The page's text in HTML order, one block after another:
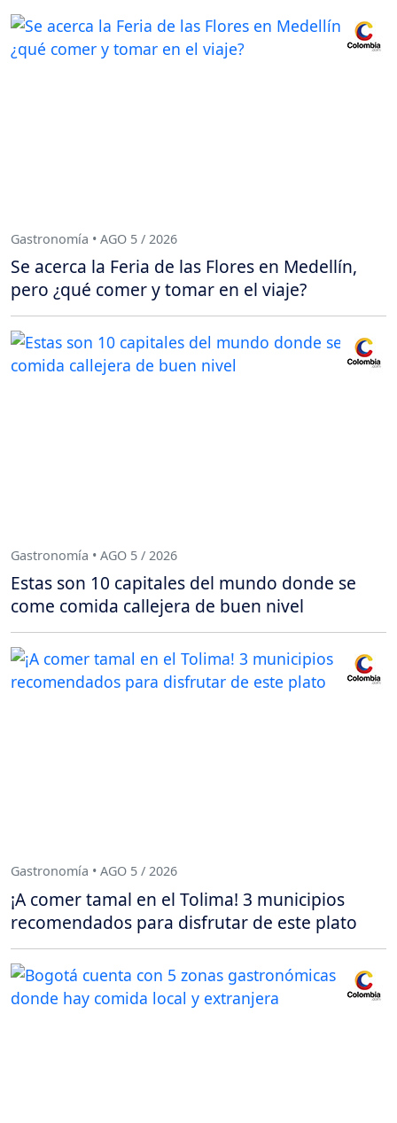
Gastronomía • AGO 5 / 2026
Se acerca la Feria de las Flores en Medellín,
pero ¿qué comer y tomar en el viaje?
Gastronomía • AGO 5 / 2026
Estas son 10 capitales del mundo donde se
come comida callejera de buen nivel
Gastronomía • AGO 5 / 2026
¡A comer tamal en el Tolima! 3 municipios
recomendados para disfrutar de este plato